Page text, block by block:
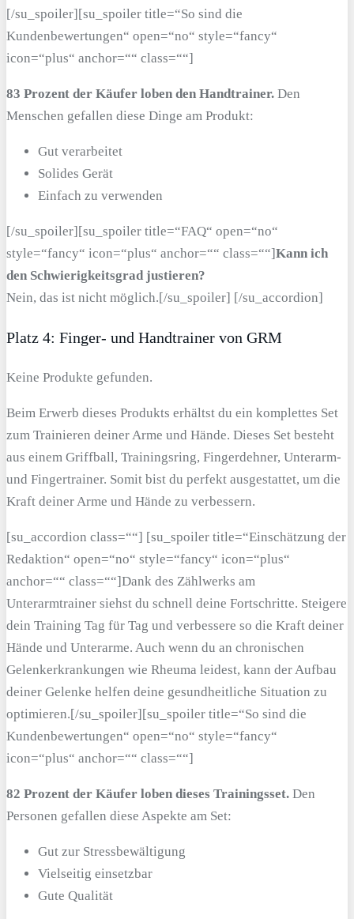
[/su_spoiler][su_spoiler title=“So sind die
Kundenbewertungen“ open=“no“ style=“fancy“
icon=“plus“ anchor=““ class=““]
83 Prozent der Käufer loben den Handtrainer. Den
Menschen gefallen diese Dinge am Produkt:
Gut verarbeitet
Solides Gerät
Einfach zu verwenden
[/su_spoiler][su_spoiler title=“FAQ“ open=“no“
style=“fancy“ icon=“plus“ anchor=““ class=““]Kann ich
den Schwierigkeitsgrad justieren?
Nein, das ist nicht möglich.[/su_spoiler] [/su_accordion]
Platz 4: Finger- und Handtrainer von GRM
Keine Produkte gefunden.
Beim Erwerb dieses Produkts erhältst du ein komplettes Set
zum Trainieren deiner Arme und Hände. Dieses Set besteht
aus einem Griffball, Trainingsring, Fingerdehner, Unterarm-
und Fingertrainer. Somit bist du perfekt ausgestattet, um die
Kraft deiner Arme und Hände zu verbessern.
[su_accordion class=““] [su_spoiler title=“Einschätzung der
Redaktion“ open=“no“ style=“fancy“ icon=“plus“
anchor=““ class=““]Dank des Zählwerks am
Unterarmtrainer siehst du schnell deine Fortschritte. Steigere
dein Training Tag für Tag und verbessere so die Kraft deiner
Hände und Unterarme. Auch wenn du an chronischen
Gelenkerkrankungen wie Rheuma leidest, kann der Aufbau
deiner Gelenke helfen deine gesundheitliche Situation zu
optimieren.[/su_spoiler][su_spoiler title=“So sind die
Kundenbewertungen“ open=“no“ style=“fancy“
icon=“plus“ anchor=““ class=““]
82 Prozent der Käufer loben dieses Trainingsset. Den
Personen gefallen diese Aspekte am Set:
Gut zur Stressbewältigung
Vielseitig einsetzbar
Gute Qualität